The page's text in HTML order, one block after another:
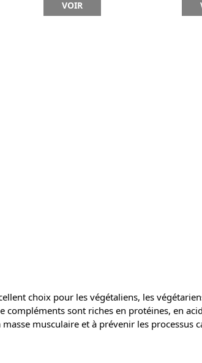
VOIR
choix pour les végétaliens, les
sont riches en protéines, en
musculaire et à prévenir les processus